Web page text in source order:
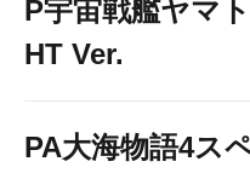
P宇宙戦艦ヤマ
HT Ver.
PA大海物語4ス